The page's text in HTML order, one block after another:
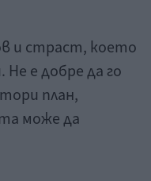
и страст, което
е добре да го
план,
може да